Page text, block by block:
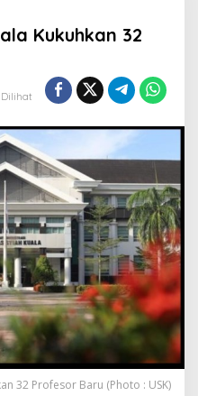
Kukuhkan 32
Dilihat
32 Profesor Baru (Photo : USK)